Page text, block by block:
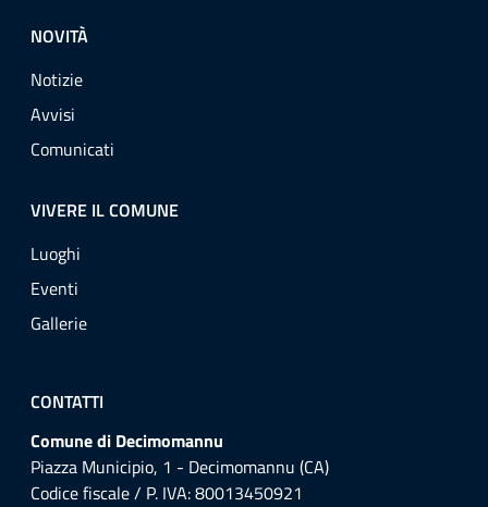
NOVITÀ
Notizie
Avvisi
Comunicati
VIVERE IL COMUNE
Luoghi
Eventi
Gallerie
CONTATTI
Comune di Decimomannu
Piazza Municipio, 1 - Decimomannu (CA)
Codice fiscale / P. IVA: 80013450921